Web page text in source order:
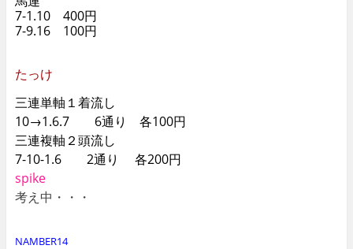
7-1.10 400円
7-9.16 100円
たっけ
三連単軸１着流し
10→1.6.7 6通り 各100円
三連複軸２頭流し
7-10-1.6 2通り 各200円
spike
考え中・・・
NAMBER14